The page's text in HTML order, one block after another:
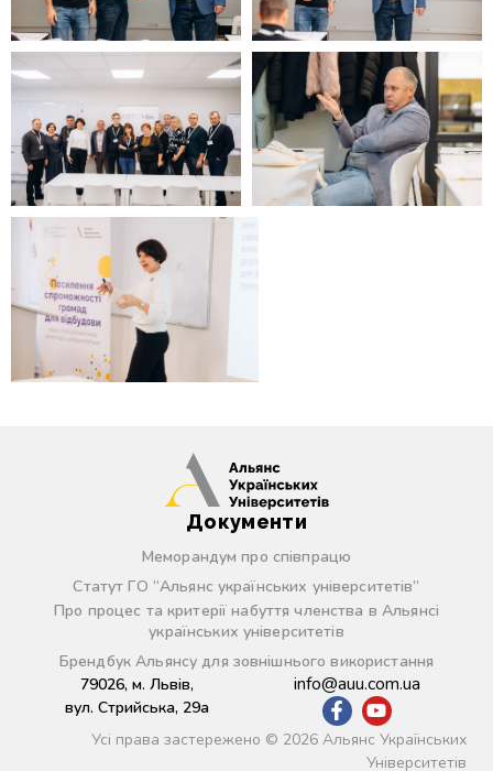
Документи
Меморандум про співпрацю
Статут ГО “Альянс українських університетів”
Про процес та критерії набуття членства в Альянсі
українських університетів
Брендбук Альянсу для зовнішнього використання
79026, м. Львів,
вул. Стрийська, 29а
info@auu.com.ua
Усі права застережено © 2026 Альянс Українських
Університетів